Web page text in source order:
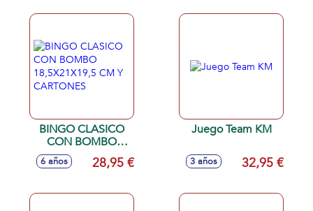
BINGO CLASICO
CON BOMBO
18,5X21X19,5 CM
Y CARTONES
6 años 28,95 €
Juego Team KM
3 años 32,95 €